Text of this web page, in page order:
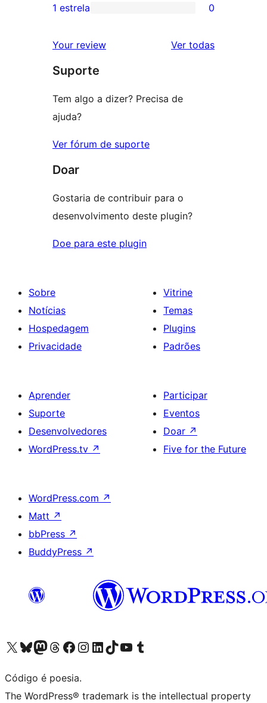
avaliação
2
com
1
1 estrela 0
Your review Ver todasavaliações
Suporte
Tem algo a dizer? Precisa de
ajuda?
Ver fórum de suporte
Doar
Gostaria de contribuir para o
desenvolvimento deste plugin?
Doe para este plugin
Sobre
Notícias
Hospedagem
Privacidade
Vitrine
Temas
Plugins
Padrões
Aprender
Suporte
Desenvolvedores
WordPress.tv ↗
Participar
Eventos
Doar ↗
Five for the Future
WordPress.com ↗
Matt ↗
bbPress ↗
BuddyPress ↗
Acessar nossa conta do X (antigo Twitter)
Acessar nossa conta do Bluesky
Acessar nossa conta do Mastodon
Acessar nossa conta do Threads
Acessar nossa página do Facebook
Acessar nossa conta do Instagram
Acessar nossa conta do LinkedIn
Acessar nossa conta do TikTok
Acessar nosso canal do YouTube
Acessar nossa conta no Tumblr
Código é poesia.
The WordPress® trademark is the intellectual property